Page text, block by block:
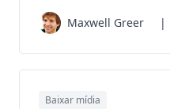
Maxwell Greer |
Baixar mídia